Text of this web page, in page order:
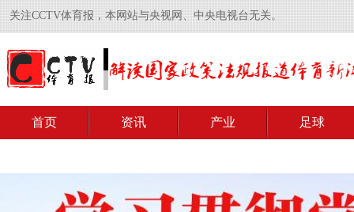
关注CCTV体育报，本网站与央视网、中央电视台无关。
首页 资讯 产业 足球